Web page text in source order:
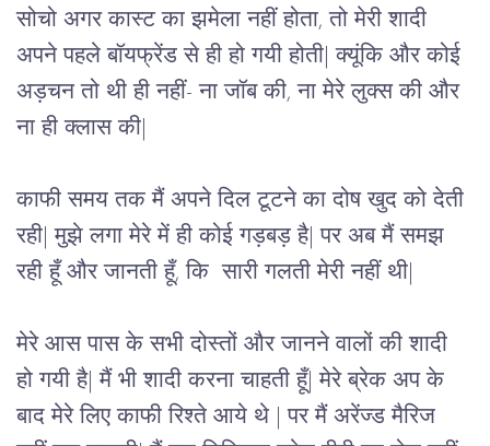
सोचो अगर कास्ट का झमेला नहीं होता, तो मेरी शादी
अपने पहले बॉयफ्रेंड से ही हो गयी होती| क्यूंकि और कोई
अड़चन तो थी ही नहीं- ना जॉब की, ना मेरे लुक्स की और
ना ही क्लास की|
काफी समय तक मैं अपने दिल टूटने का दोष खुद को देती
रही| मुझे लगा मेरे में ही कोई गड़बड़ है| पर अब मैं समझ
रही हूँ और जानती हूँ, कि  सारी गलती मेरी नहीं थी|
मेरे आस पास के सभी दोस्तों और जानने वालों की शादी
हो गयी है| मैं भी शादी करना चाहती हूँ| मेरे ब्रेक अप के
बाद मेरे लिए काफी रिश्ते आये थे | पर मैं अरेंज्ड मैरिज